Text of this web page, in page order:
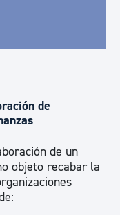
de
de un
objeto recabar la